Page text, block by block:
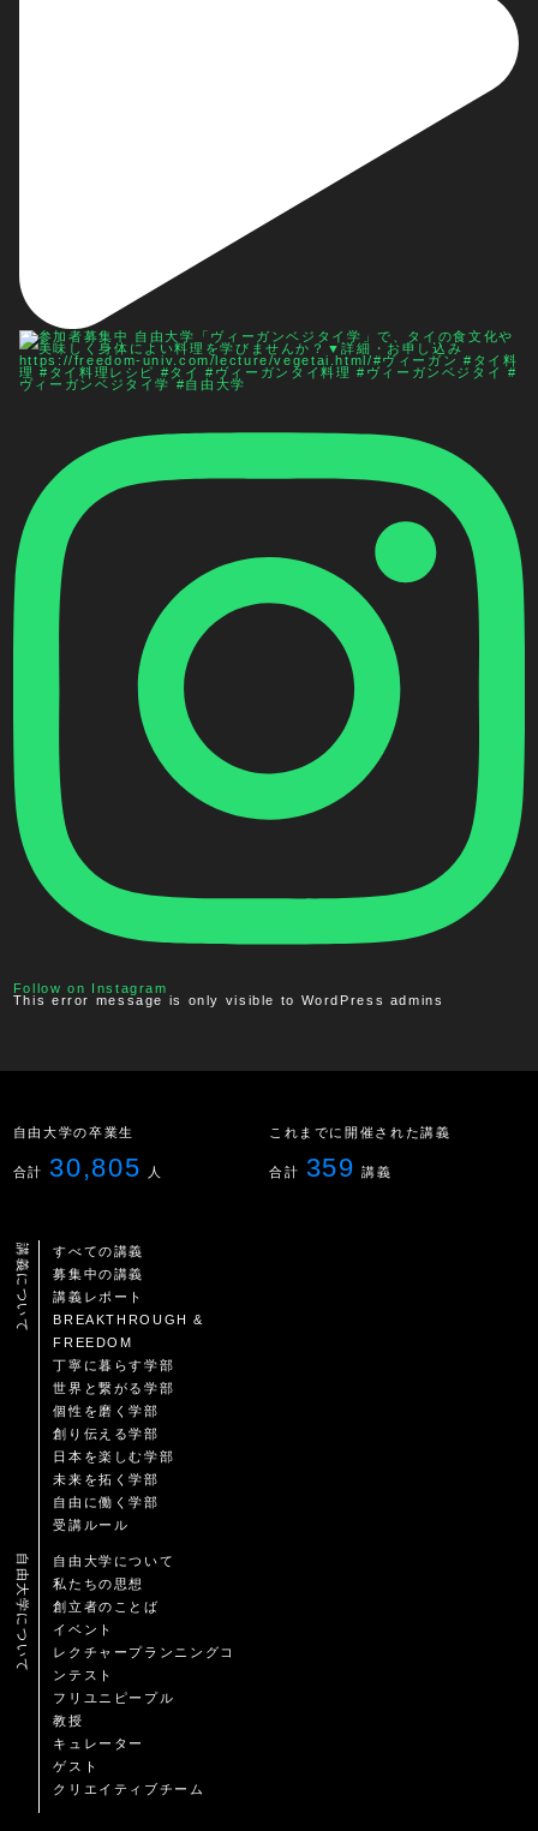
Follow on Instagram
This error message is only visible to WordPress admins
自由大学の卒業生
合計 30,805 人
これまでに開催された講義
合計 359 講義
講義について
すべての講義
募集中の講義
講義レポート
BREAKTHROUGH &
FREEDOM
丁寧に暮らす学部
世界と繋がる学部
個性を磨く学部
創り伝える学部
日本を楽しむ学部
未来を拓く学部
自由に働く学部
受講ルール
自由大学について
自由大学について
私たちの思想
創立者のことば
イベント
レクチャープランニングコ
ンテスト
フリユニピープル
教授
キュレーター
ゲスト
クリエイティブチーム